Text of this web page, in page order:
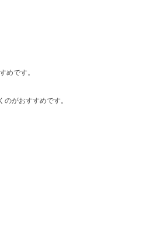
めです。
がおすすめです。